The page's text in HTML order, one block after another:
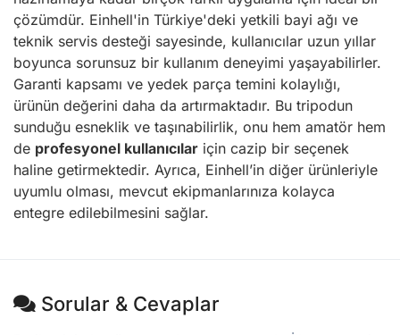
çözümdür. Einhell'in Türkiye'deki yetkili bayi ağı ve
teknik servis desteği sayesinde, kullanıcılar uzun yıllar
boyunca sorunsuz bir kullanım deneyimi yaşayabilirler.
Garanti kapsamı ve yedek parça temini kolaylığı,
ürünün değerini daha da artırmaktadır. Bu tripodun
sunduğu esneklik ve taşınabilirlik, onu hem amatör hem
de profesyonel kullanıcılar için cazip bir seçenek
haline getirmektedir. Ayrıca, Einhell’in diğer ürünleriyle
uyumlu olması, mevcut ekipmanlarınıza kolayca
entegre edilebilmesini sağlar.
Sorular & Cevaplar